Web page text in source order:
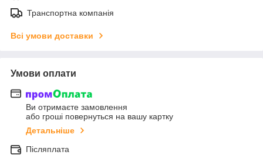
Транспортна компанія
Всі умови доставки
Умови оплати
Ви отримаєте замовлення
або гроші повернуться на вашу картку
Детальніше
Післяплата